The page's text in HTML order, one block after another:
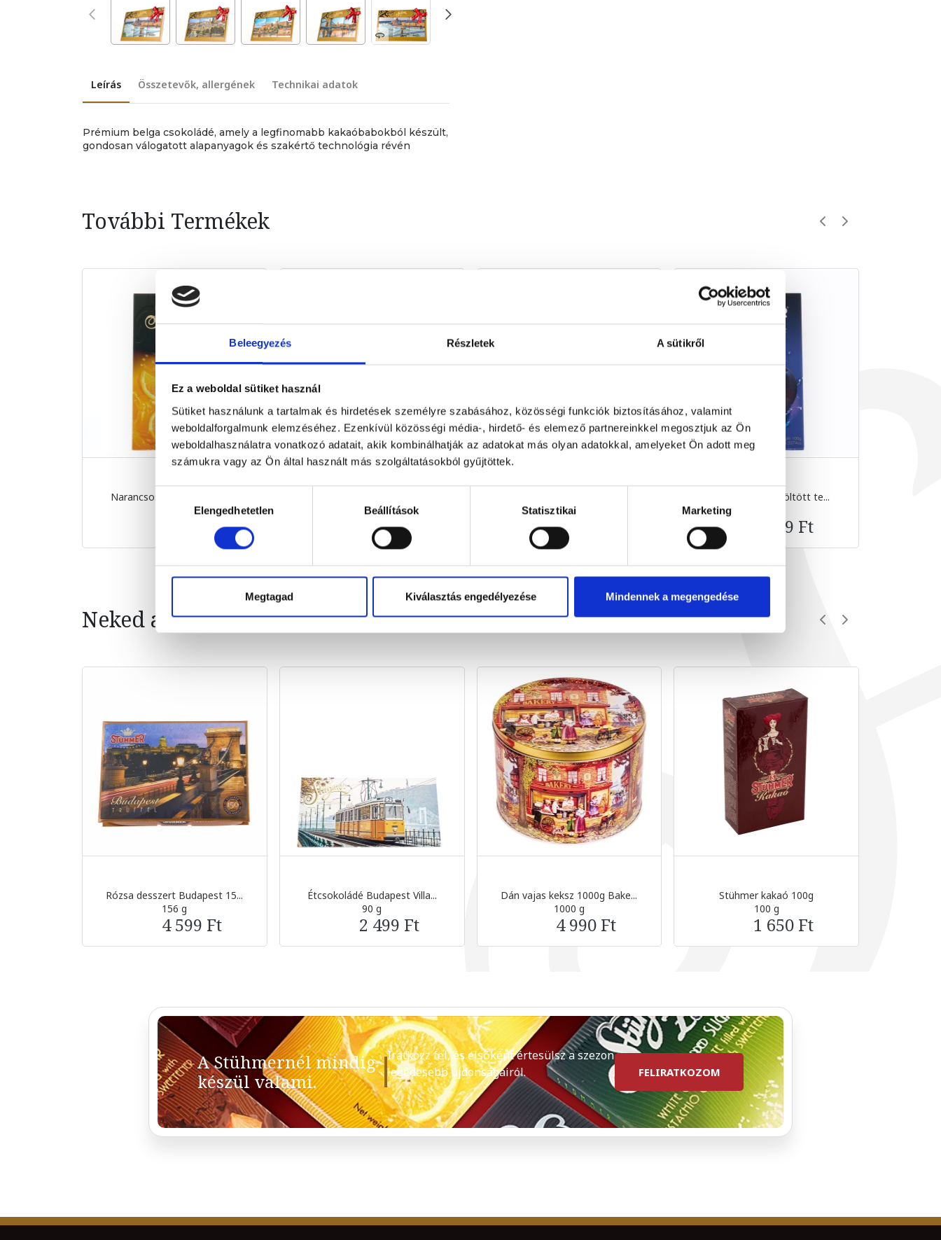
Beleegyezés Részletek A sütikről
Ez a weboldal sütiket használ
Sütiket használunk a tartalmak és hirdetések személyre szabásához, közösségi funkciók biztosításához, valamint
weboldalforgalmunk elemzéséhez. Ezenkívül közösségi média-, hirdető- és elemező partnereinkkel megosztjuk az Ön
weboldalhasználatra vonatkozó adatait, akik kombinálhatják az adatokat más olyan adatokkal, amelyeket Ön adott meg
számukra vagy az Ön által használt más szolgáltatásokból gyűjtöttek.
Hozzájárulás
kiválasztásaElengedhetetlen Beállítások Statisztikai Marketing
Megtagad Kiválasztás engedélyezése Mindennek a megengedése
Leírás Összetevők, allergének Technikai adatok
Prémium belga csokoládé, amely a legfinomabb kakaóbabokból készült,
gondosan válogatott alapanyagok és szakértő technológia révén
További Termékek
Narancsos étcsokoládé 90g
1 899 Ft
250 g
7 999 Ft
66 g
2 399 Ft
Szilvás krémmel töltött te...
1 899 Ft
Neked ajánljuk
Rózsa desszert Budapest 15...
156 g
4 599 Ft
Étcsokoládé Budapest Villa...
90 g
2 499 Ft
Dán vajas keksz 1000g Bake...
1000 g
4 990 Ft
Stühmer kakaó 100g
100 g
1 650 Ft
A Stühmernél mindig
készül valami.
Iratkozz fel, és elsőként értesülsz a szezon
legédesebb újdonságairól.
FELIRATKOZOM